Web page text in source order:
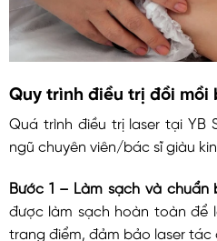
Quy trình điều trị đồi mồi
Quá trình điều trị laser tại YB
ngũ chuyên viên/bác sĩ giàu
Bước 1 – Làm sạch và chuẩn
được làm sạch hoàn toàn để
trang điểm, đảm bảo laser tác